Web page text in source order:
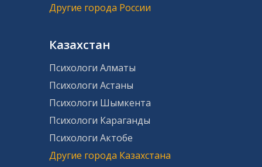
Другие города России
Казахстан
Психологи Алматы
Психологи Астаны
Психологи Шымкента
Психологи Караганды
Психологи Актобе
Другие города Казахстана